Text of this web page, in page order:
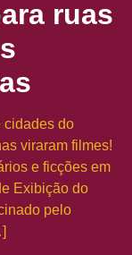
ruas
cidades do
viraram filmes!
e ficções em
Exibição do
pelo